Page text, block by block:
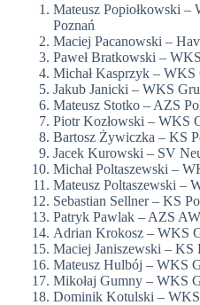
Mateusz Popiołkowski –
Poznań
Maciej Pacanowski –
Paweł Bratkowski –
Michał Kasprzyk – WKS
Jakub Janicki – WKS
Mateusz Stotko – AZS
Piotr Kozłowski – WKS
Bartosz Żywiczka – KS
Jacek Kurowski – SV
Michał Poltaszewski –
Mateusz Poltaszewski –
Sebastian Sellner – KS
Patryk Pawlak – AZS
Adrian Krokosz – WKS
Maciej Janiszewski – KS
Mateusz Hulbój – WKS
Mikołaj Gumny – WKS
Dominik Kotulski –